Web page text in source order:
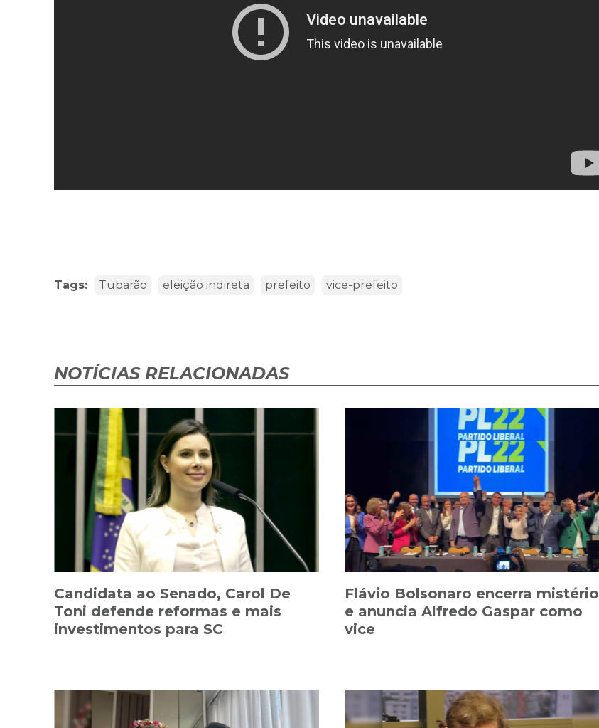
Tags: Tubarão eleição indireta prefeito vice-prefeito
NOTÍCIAS RELACIONADAS
Candidata ao Senado, Carol De
Toni defende reformas e mais
investimentos para SC
Flávio Bolsonaro encerra mistério
e anuncia Alfredo Gaspar como
vice